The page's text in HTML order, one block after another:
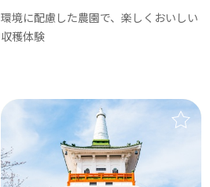
君津市
富津市
市原市
環境に配慮した農園で、楽しくおいしい
収穫体験